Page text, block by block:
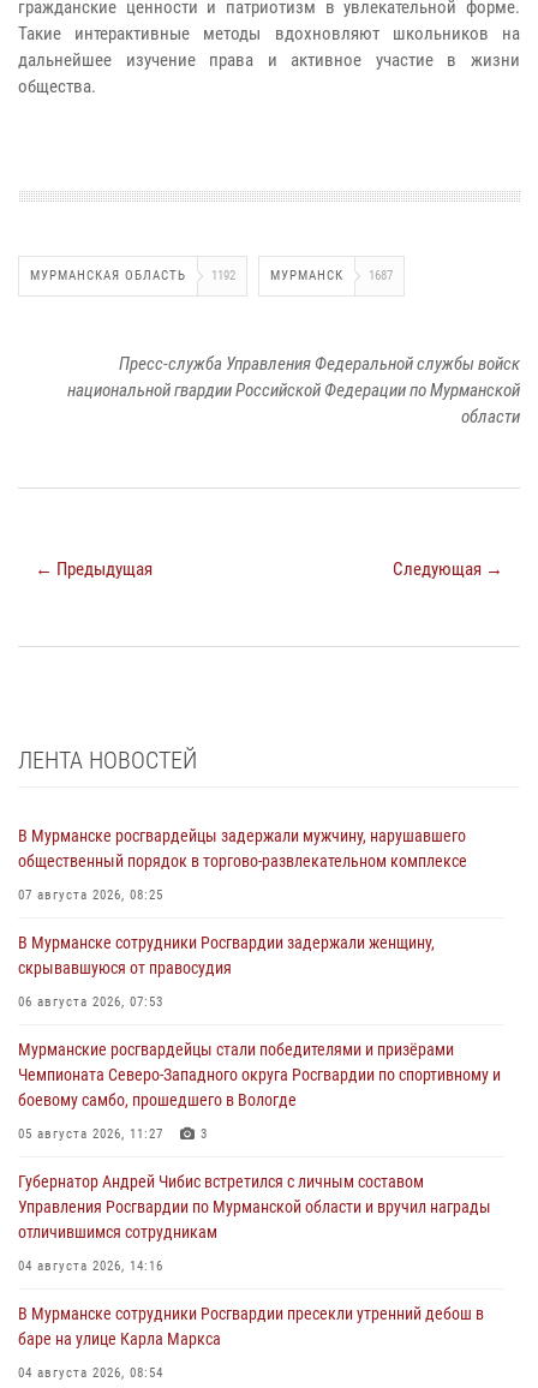
гражданские ценности и патриотизм в увлекательной форме.
Такие интерактивные методы вдохновляют школьников на
дальнейшее изучение права и активное участие в жизни
общества.
МУРМАНСКАЯ ОБЛАСТЬ 1192 МУРМАНСК 1687
Пресс-служба Управления Федеральной службы войск
национальной гвардии Российской Федерации по Мурманской
области
← Предыдущая Следующая →
ЛЕНТА НОВОСТЕЙ
В Мурманске росгвардейцы задержали мужчину, нарушавшего
общественный порядок в торгово-развлекательном комплексе
07 августа 2026, 08:25
В Мурманске сотрудники Росгвардии задержали женщину,
скрывавшуюся от правосудия
06 августа 2026, 07:53
Мурманские росгвардейцы стали победителями и призёрами
Чемпионата Северо-Западного округа Росгвардии по спортивному и
боевому самбо, прошедшего в Вологде
05 августа 2026, 11:27 3
Губернатор Андрей Чибис встретился с личным составом
Управления Росгвардии по Мурманской области и вручил награды
отличившимся сотрудникам
04 августа 2026, 14:16
В Мурманске сотрудники Росгвардии пресекли утренний дебош в
баре на улице Карла Маркса
04 августа 2026, 08:54